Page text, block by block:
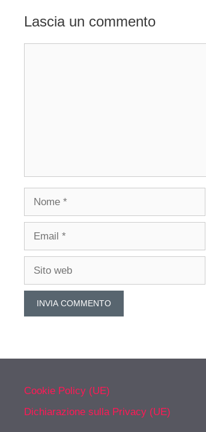
Lascia un commento
Nome
Email
Sito
Cookie Policy (UE)
Dichiarazione sulla Privacy (UE)